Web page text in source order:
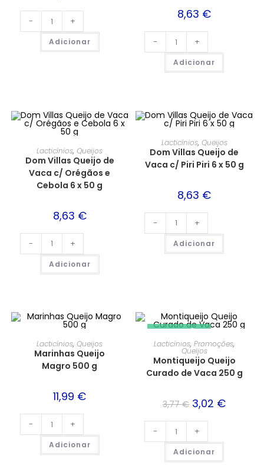
- +
Adicionar
8,63 €
- +
Adicionar
Lacticínios,Queijos
Dom Villas Queijo de
Vaca c/ Orégãos e
Cebola 6 x 50 g
8,63 €
- +
Adicionar
Lacticínios, Queijos
Dom Villas Queijo de
Vaca c/ Piri Piri 6 x 50 g
8,63 €
- +
Adicionar
Lacticínios,Queijos
Marinhas Queijo
Magro 500 g
11,99 €
- +
Adicionar
PROMOÇÃO!
Lacticínios,Promoções,
Queijos
Montiqueijo Queijo
Curado de Vaca 250 g
3,77€ 3,02 €
- +
Adicionar